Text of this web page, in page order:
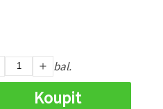
bal.
Koupit